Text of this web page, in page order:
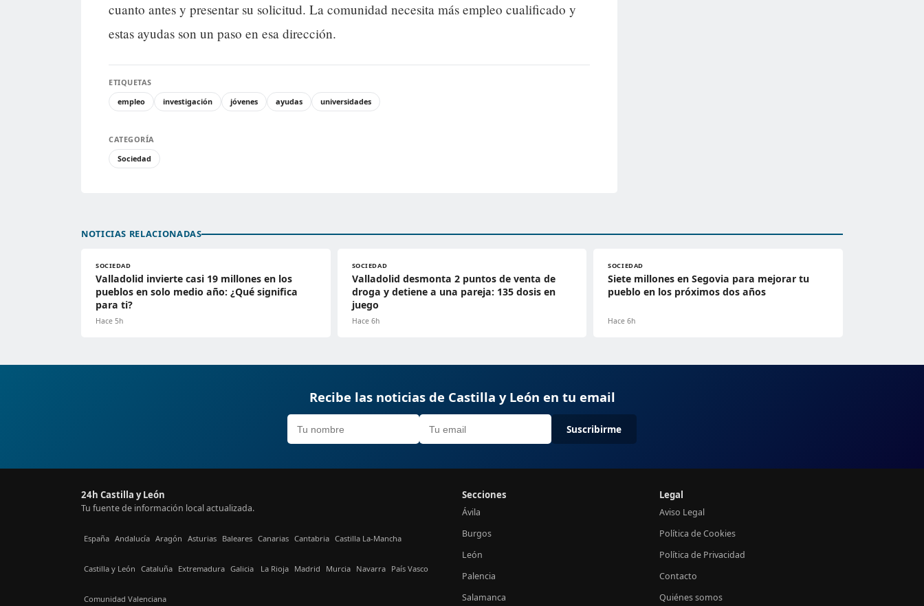
cuanto antes y presentar su solicitud. La comunidad necesita más empleo cualificado y
estas ayudas son un paso en esa dirección.
ETIQUETAS
empleo
investigación jóvenes ayudas universidades
CATEGORÍA
Sociedad
NOTICIAS RELACIONADAS
SOCIEDAD
Valladolid invierte casi 19 millones en los
pueblos en solo medio año: ¿Qué significa
para ti?
Hace 5h
SOCIEDAD
Valladolid desmonta 2 puntos de venta de
droga y detiene a una pareja: 135 dosis en
juego
Hace 6h
SOCIEDAD
Siete millones en Segovia para mejorar tu
pueblo en los próximos dos años
Hace 6h
Recibe las noticias de Castilla y León en tu email
Suscribirme
24h Castilla y León
Tu fuente de información local actualizada.
España Andalucía Aragón Asturias Baleares Canarias Cantabria Castilla La-Mancha
Castilla y León Cataluña Extremadura Galicia La Rioja Madrid Murcia Navarra País Vasco
Comunidad Valenciana
Secciones
Ávila
Burgos
León
Palencia
Salamanca
Legal
Aviso Legal
Política de Cookies
Política de Privacidad
Contacto
Quiénes somos